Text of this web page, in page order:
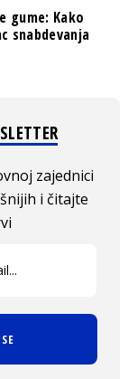
gume: Kako
snabdevanja
zajednici
i čitajte